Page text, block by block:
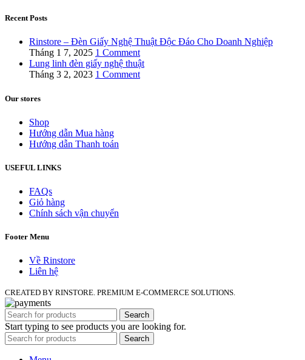
Recent Posts
Rinstore – Đèn Giấy Nghệ Thuật Độc Đáo Cho Doanh Nghiệp
Tháng 1 7, 2025 1 Comment
Lung linh đèn giấy nghệ thuật
Tháng 3 2, 2023 1 Comment
Our stores
Shop
Hướng dẫn Mua hàng
Hướng dẫn Thanh toán
USEFUL LINKS
FAQs
Giỏ hàng
Chính sách vận chuyển
Footer Menu
Về Rinstore
Liên hệ
CREATED BY RINSTORE. PREMIUM E-COMMERCE SOLUTIONS.
Search
Start typing to see products you are looking for.
Search